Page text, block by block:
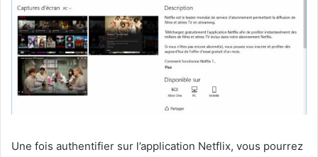
Une fois authentifier sur l’application Netflix, vous pourrez